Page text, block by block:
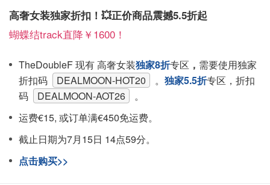
高奢女装独家折扣！💥正价商品震撼5.5折起
蝴蝶结track直降￥1600！
TheDoubleF 现有 高奢女装独家8折专区 ， 需要使用独家
折扣码
DEALMOON-HOT20 。 独家5.5折专区，折扣
码
DEALMOON-AOT26
。
运费€15, 或订单满€450免运费。
截止日期为7月15日 14点59分。
点击购买>>